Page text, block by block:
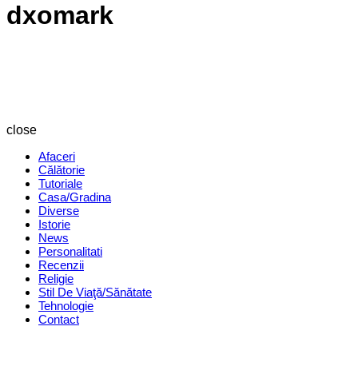
dxomark
close
Afaceri
Călătorie
Tutoriale
Casa/Gradina
Diverse
Istorie
News
Personalitati
Recenzii
Religie
Stil De Viaţă/Sănătate
Tehnologie
Contact